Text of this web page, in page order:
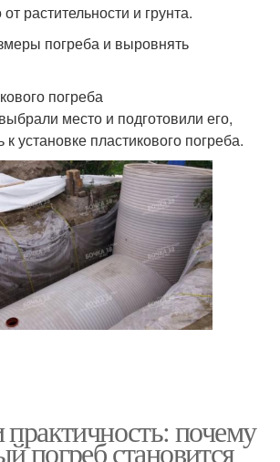
растительности и грунта.
погреба и выровнять
погреба
место и подготовили его,
установке пластикового погреба.
практичность: почему
погреб становится